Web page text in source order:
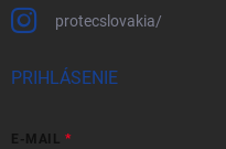
protecslovakia/
PRIHLÁSENIE
E-MAIL